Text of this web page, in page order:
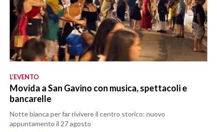
L’EVENTO
Movida a San Gavino con musica, spettacoli e
bancarelle
Notte bianca per far rivivere il centro storico: nuovo
appuntamento il 27 agosto